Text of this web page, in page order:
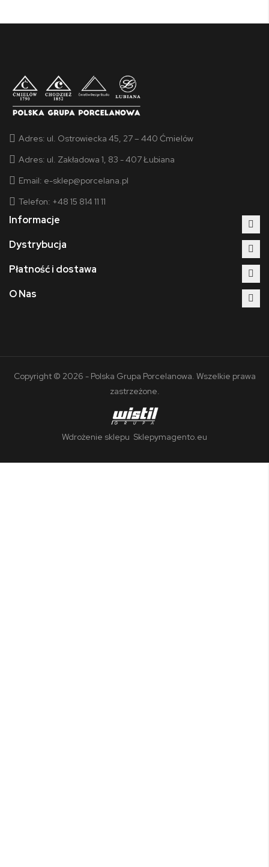
Adres: ul. Ostrowiecka 45, 27 – 440 Ćmielów
Adres: ul. Zakładowa 1, 83 - 407 Łubiana
Email: e-sklep@porcelana.pl
Telefon: +48 15 814 11 11
Informacje
Dystrybucja
Płatność i dostawa
O Nas
Copyright © 2026 - Polska Grupa Porcelanowa. Wszelkie prawa
zastrzeżone.
Wdrożenie sklepu Sklepymagento.eu